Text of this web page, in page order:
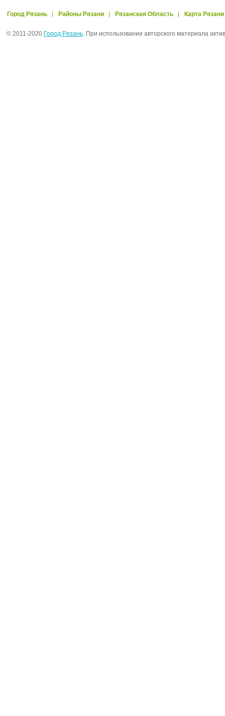
Город Рязань Районы Рязани Рязанская Область Карта Рязани
© 2011-2020 Город Рязань. При использовании авторского материала